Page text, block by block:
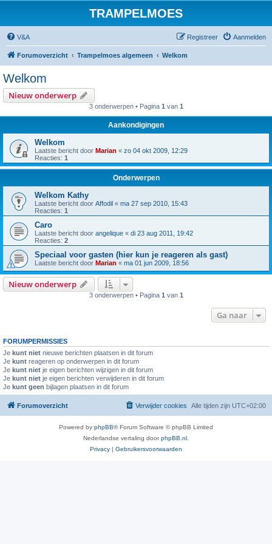
TRAMPELMOES
V&A Aanmelden
Registreer
Forumoverzicht Trampelmoes algemeen Welkom
Welkom
Nieuw onderwerp
3 onderwerpen • Pagina 1 van 1
Aankondigingen
Welkom
Laatste bericht door Marian « zo 04 okt 2009, 12:29
Reacties: 1
Onderwerpen
Welkom Kathy
Laatste bericht door Affodil « ma 27 sep 2010, 15:43
Reacties: 1
Caro
Laatste bericht door angelique « di 23 aug 2011, 19:42
Reacties: 2
Speciaal voor gasten (hier kun je reageren als gast)
Laatste bericht door Marian « ma 01 jun 2009, 18:56
Nieuw onderwerp
3 onderwerpen • Pagina 1 van 1
Ga naar
FORUMPERMISSIES
Je kunt niet nieuwe berichten plaatsen in dit forum
Je kunt reageren op onderwerpen in dit forum
Je kunt niet je eigen berichten wijzigen in dit forum
Je kunt niet je eigen berichten verwijderen in dit forum
Je kunt geen bijlagen plaatsen in dit forum
Forumoverzicht Alle tijden zijn UTC+02:00
Verwijder cookies
Powered by phpBB® Forum Software © phpBB Limited
Nederlandse vertaling doorphpBB.nl
Privacy | Gebruikersvoorwaarden